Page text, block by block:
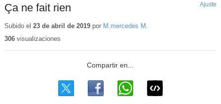
Ça ne fait rien Ajuste
Subido el 23 de abril de 2019por M.mercedes M.
306visualizaciones